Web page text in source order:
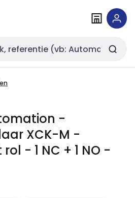
-
XCK-M -
- 1 NC + 1 NO -